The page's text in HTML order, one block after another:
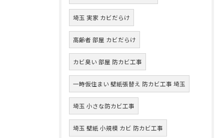
埼玉 実家 カビだらけ
高齢者 部屋 カビだらけ
カビ臭い 部屋 防カビ工事
一時仮住まい 壁紙張替え 防カビ工事 埼玉
埼玉 小さな防カビ工事
埼玉 壁紙 小規模 カビ 防カビ工事